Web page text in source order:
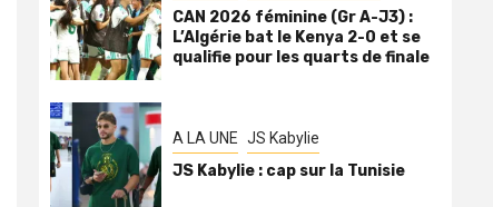
CAN 2026 féminine (Gr A-J3) :
L’Algérie bat le Kenya 2-0 et se
qualifie pour les quarts de finale
A LA UNE JS Kabylie
JS Kabylie : cap sur la Tunisie